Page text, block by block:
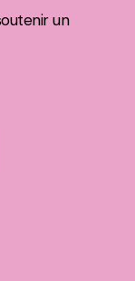
un